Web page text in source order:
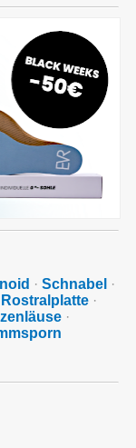
· Schnabel ·
Rostralplatte ·
·